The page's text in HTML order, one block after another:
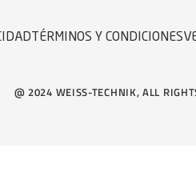
TÉRMINOS Y CONDICIONES
@ 2024 WEISS-TECHNIK, ALL